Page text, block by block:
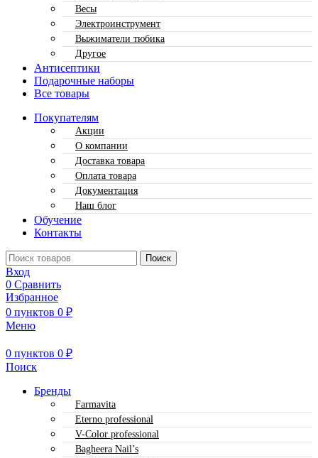
Весы
Электроинструмент
Выжиматели тюбика
Другое
Антисептики
Подарочные наборы
Все товары
Покупателям
Акции
О компании
Доставка товара
Оплата товара
Документация
Наш блог
Обучение
Контакты
Поиск
Вход
0 Сравнить
Избранное
0 пунктов 0 ₽
Меню
0 пунктов 0 ₽
Поиск
Бренды
Farmavita
Eterno professional
V-Color professional
Bagheera Nail’s